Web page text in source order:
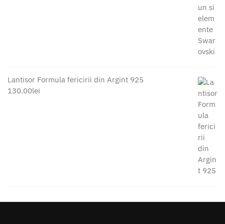
Lantisor Formula fericirii din Argint 925
130.00lei